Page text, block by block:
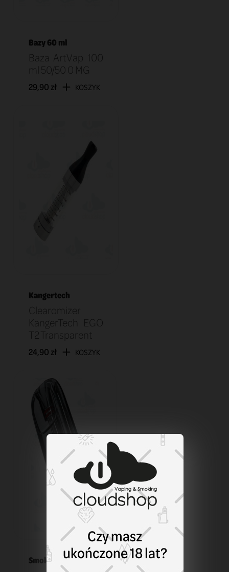
Bazy 60 ml
Baza ArtVap 100
ml 50/50 0 MG
29,90 zł KOSZYK
Kangertech
Clearomizer
KangerTech EGO
T2 Transparent
24,90 zł KOSZYK
Smok
Czy masz
ukończone 18 lat?